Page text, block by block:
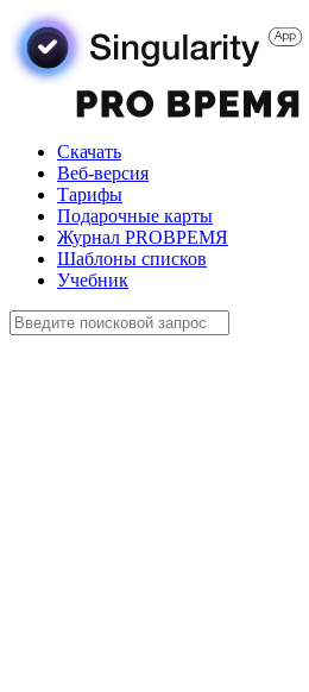
Скачать
Веб-версия
Тарифы
Подарочные карты
Журнал PROВРЕМЯ
Шаблоны списков
Учебник